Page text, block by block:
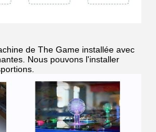
de The Game installée avec
Nous pouvons l'installer